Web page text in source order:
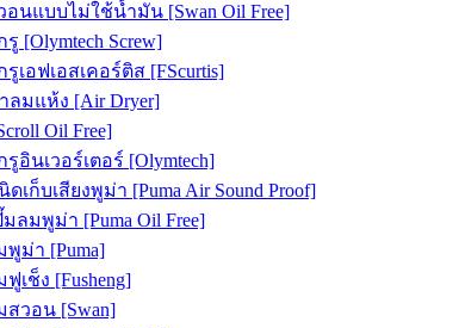
นแบบไม่ใช้น้ำมัน [Swan Oil Free]
[Olymtech Screw]
เอฟเอสเคอร์ติส [FScurtis]
ลมแห้ง [Air Dryer]
Oil Free]
อินเวอร์เตอร์ [Olymtech]
เก็บเสียงพูม่า [Puma Air Sound Proof]
ลมพูม่า [Puma Oil Free]
ม่า [Puma]
เช็ง [Fusheng]
วอน [Swan]